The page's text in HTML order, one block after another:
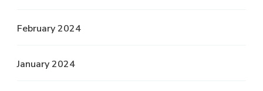
February 2024
January 2024